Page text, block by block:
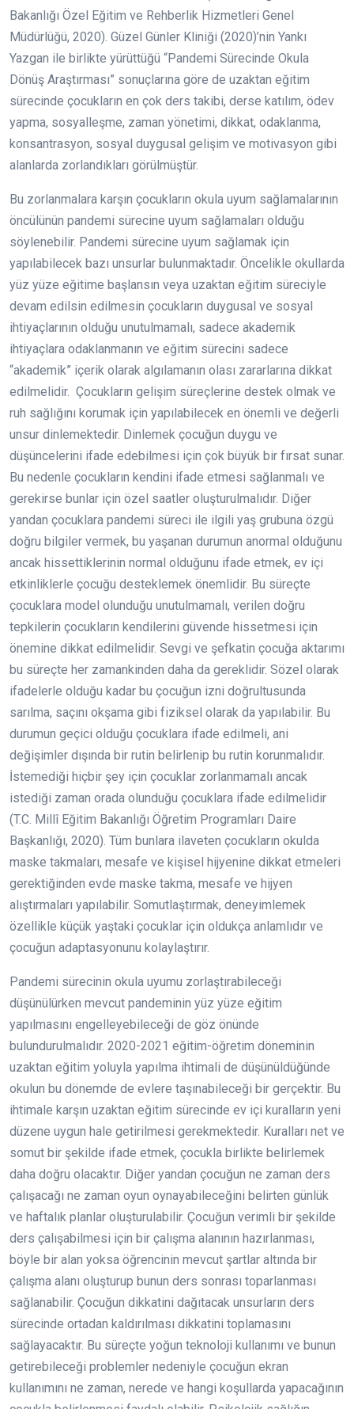
Bakanlığı Özel Eğitim ve Rehberlik Hizmetleri Genel
Müdürlüğü, 2020). Güzel Günler Kliniği (2020)’nin Yankı
Yazgan ile birlikte yürüttüğü “Pandemi Sürecinde Okula
Dönüş Araştırması” sonuçlarına göre de uzaktan eğitim
sürecinde çocukların en çok ders takibi, derse katılım, ödev
yapma, sosyalleşme, zaman yönetimi, dikkat, odaklanma,
konsantrasyon, sosyal duygusal gelişim ve motivasyon gibi
alanlarda zorlandıkları görülmüştür.
Bu zorlanmalara karşın çocukların okula uyum sağlamalarının
öncülünün pandemi sürecine uyum sağlamaları olduğu
söylenebilir. Pandemi sürecine uyum sağlamak için
yapılabilecek bazı unsurlar bulunmaktadır. Öncelikle okullarda
yüz yüze eğitime başlansın veya uzaktan eğitim süreciyle
devam edilsin edilmesin çocukların duygusal ve sosyal
ihtiyaçlarının olduğu unutulmamalı, sadece akademik
ihtiyaçlara odaklanmanın ve eğitim sürecini sadece
“akademik” içerik olarak algılamanın olası zararlarına dikkat
edilmelidir. Çocukların gelişim süreçlerine destek olmak ve
ruh sağlığını korumak için yapılabilecek en önemli ve değerli
unsur dinlemektedir. Dinlemek çocuğun duygu ve
düşüncelerini ifade edebilmesi için çok büyük bir fırsat sunar.
Bu nedenle çocukların kendini ifade etmesi sağlanmalı ve
gerekirse bunlar için özel saatler oluşturulmalıdır. Diğer
yandan çocuklara pandemi süreci ile ilgili yaş grubuna özgü
doğru bilgiler vermek, bu yaşanan durumun anormal olduğunu
ancak hissettiklerinin normal olduğunu ifade etmek, ev içi
etkinliklerle çocuğu desteklemek önemlidir. Bu süreçte
çocuklara model olunduğu unutulmamalı, verilen doğru
tepkilerin çocukların kendilerini güvende hissetmesi için
önemine dikkat edilmelidir. Sevgi ve şefkatin çocuğa aktarımı
bu süreçte her zamankinden daha da gereklidir. Sözel olarak
ifadelerle olduğu kadar bu çocuğun izni doğrultusunda
sarılma, saçını okşama gibi fiziksel olarak da yapılabilir. Bu
durumun geçici olduğu çocuklara ifade edilmeli, ani
değişimler dışında bir rutin belirlenip bu rutin korunmalıdır.
İstemediği hiçbir şey için çocuklar zorlanmamalı ancak
istediği zaman orada olunduğu çocuklara ifade edilmelidir
(T.C. Millî Eğitim Bakanlığı Öğretim Programları Daire
Başkanlığı, 2020). Tüm bunlara ilaveten çocukların okulda
maske takmaları, mesafe ve kişisel hijyenine dikkat etmeleri
gerektiğinden evde maske takma, mesafe ve hijyen
alıştırmaları yapılabilir. Somutlaştırmak, deneyimlemek
özellikle küçük yaştaki çocuklar için oldukça anlamlıdır ve
çocuğun adaptasyonunu kolaylaştırır.
Pandemi sürecinin okula uyumu zorlaştırabileceği
düşünülürken mevcut pandeminin yüz yüze eğitim
yapılmasını engelleyebileceği de göz önünde
bulundurulmalıdır. 2020-2021 eğitim-öğretim döneminin
uzaktan eğitim yoluyla yapılma ihtimali de düşünüldüğünde
okulun bu dönemde de evlere taşınabileceği bir gerçektir. Bu
ihtimale karşın uzaktan eğitim sürecinde ev içi kuralların yeni
düzene uygun hale getirilmesi gerekmektedir. Kuralları net ve
somut bir şekilde ifade etmek, çocukla birlikte belirlemek
daha doğru olacaktır. Diğer yandan çocuğun ne zaman ders
çalışacağı ne zaman oyun oynayabileceğini belirten günlük
ve haftalık planlar oluşturulabilir. Çocuğun verimli bir şekilde
ders çalışabilmesi için bir çalışma alanının hazırlanması,
böyle bir alan yoksa öğrencinin mevcut şartlar altında bir
çalışma alanı oluşturup bunun ders sonrası toparlanması
sağlanabilir. Çocuğun dikkatini dağıtacak unsurların ders
sürecinde ortadan kaldırılması dikkatini toplamasını
sağlayacaktır. Bu süreçte yoğun teknoloji kullanımı ve bunun
getirebileceği problemler nedeniyle çocuğun ekran
kullanımını ne zaman, nerede ve hangi koşullarda yapacağının